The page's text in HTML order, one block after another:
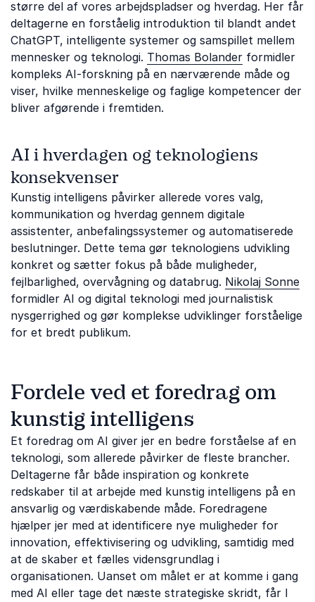
større del af vores arbejdspladser og hverdag. Her får
deltagerne en forståelig introduktion til blandt andet
ChatGPT, intelligente systemer og samspillet mellem
mennesker og teknologi. Thomas Bolander formidler
kompleks AI-forskning på en nærværende måde og
viser, hvilke menneskelige og faglige kompetencer der
bliver afgørende i fremtiden.
AI i hverdagen og teknologiens
konsekvenser
Kunstig intelligens påvirker allerede vores valg,
kommunikation og hverdag gennem digitale
assistenter, anbefalingssystemer og automatiserede
beslutninger. Dette tema gør teknologiens udvikling
konkret og sætter fokus på både muligheder,
fejlbarlighed, overvågning og databrug. Nikolaj Sonne
formidler AI og digital teknologi med journalistisk
nysgerrighed og gør komplekse udviklinger forståelige
for et bredt publikum.
Fordele ved et foredrag om
kunstig intelligens
Et foredrag om AI giver jer en bedre forståelse af en
teknologi, som allerede påvirker de fleste brancher.
Deltagerne får både inspiration og konkrete
redskaber til at arbejde med kunstig intelligens på en
ansvarlig og værdiskabende måde. Foredragene
hjælper jer med at identificere nye muligheder for
innovation, effektivisering og udvikling, samtidig med
at de skaber et fælles vidensgrundlag i
organisationen. Uanset om målet er at komme i gang
med AI eller tage det næste strategiske skridt, får I